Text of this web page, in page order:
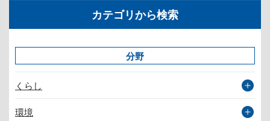
カテゴリから検索
分野
くらし
環境